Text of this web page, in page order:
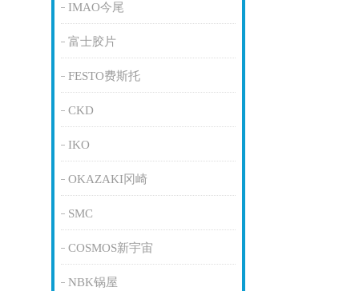
IMAO今尾
富士胶片
FESTO费斯托
CKD
IKO
OKAZAKI冈崎
SMC
COSMOS新宇宙
NBK锅屋